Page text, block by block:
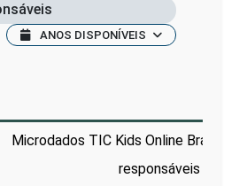
ANOS DISPONÍVEIS
Microdados TIC Kids Online Brasil
responsáveis